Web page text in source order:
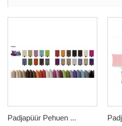
Padjapüür Pehuen ...